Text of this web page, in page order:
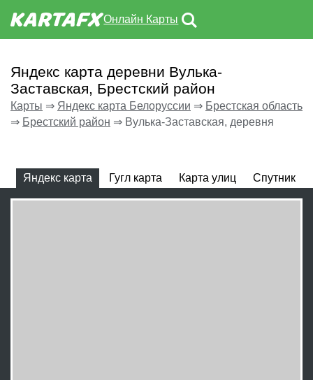
Онлайн Карты
Яндекс карта деревни Вулька-
Заставская, Брестский район
Карты ⇒ Яндекс карта Белоруссии ⇒ Брестская область
⇒ Брестский район ⇒ Вулька-Заставская, деревня
Яндекс карта Гугл карта Карта улиц Спутник